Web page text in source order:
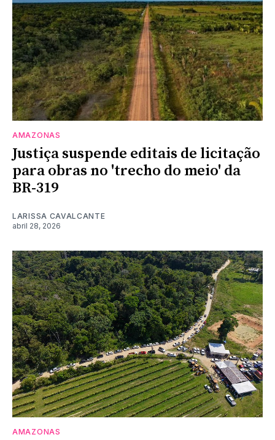
AMAZONAS
Justiça suspende editais de licitação
para obras no 'trecho do meio' da
BR-319
LARISSA CAVALCANTE
abril 28, 2026
AMAZONAS